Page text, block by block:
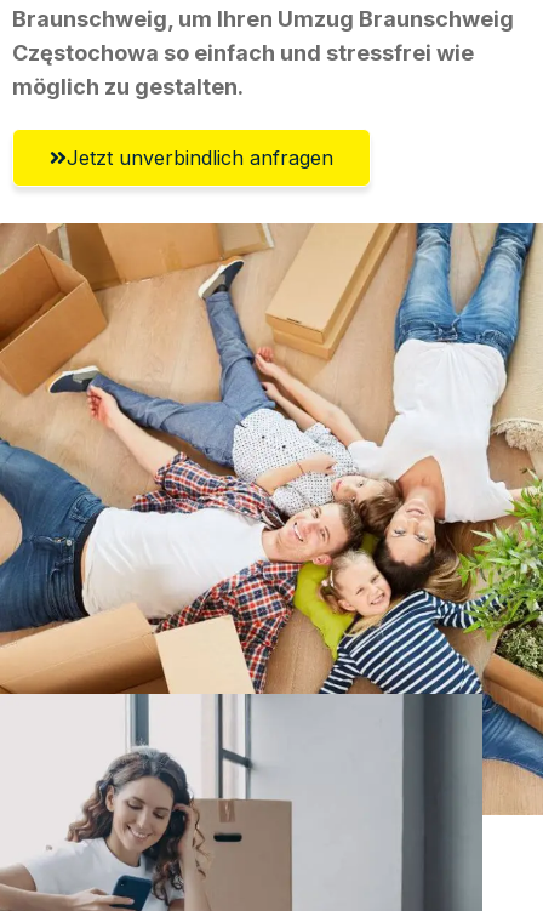
Braunschweig, um Ihren Umzug Braunschweig
Częstochowa so einfach und stressfrei wie
möglich zu gestalten.
Jetzt unverbindlich anfragen